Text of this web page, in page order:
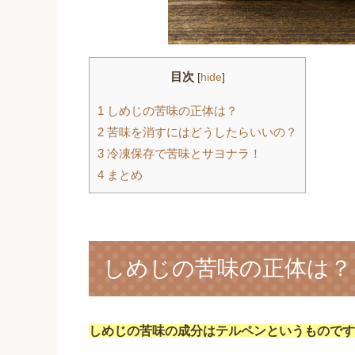
目次 [hide]
1 しめじの苦味の正体は？
2 苦味を消すにはどうしたらいいの？
3 冷凍保存で苦味とサヨナラ！
4 まとめ
しめじの苦味の正体は？
しめじの苦味の成分はテルペンというもので